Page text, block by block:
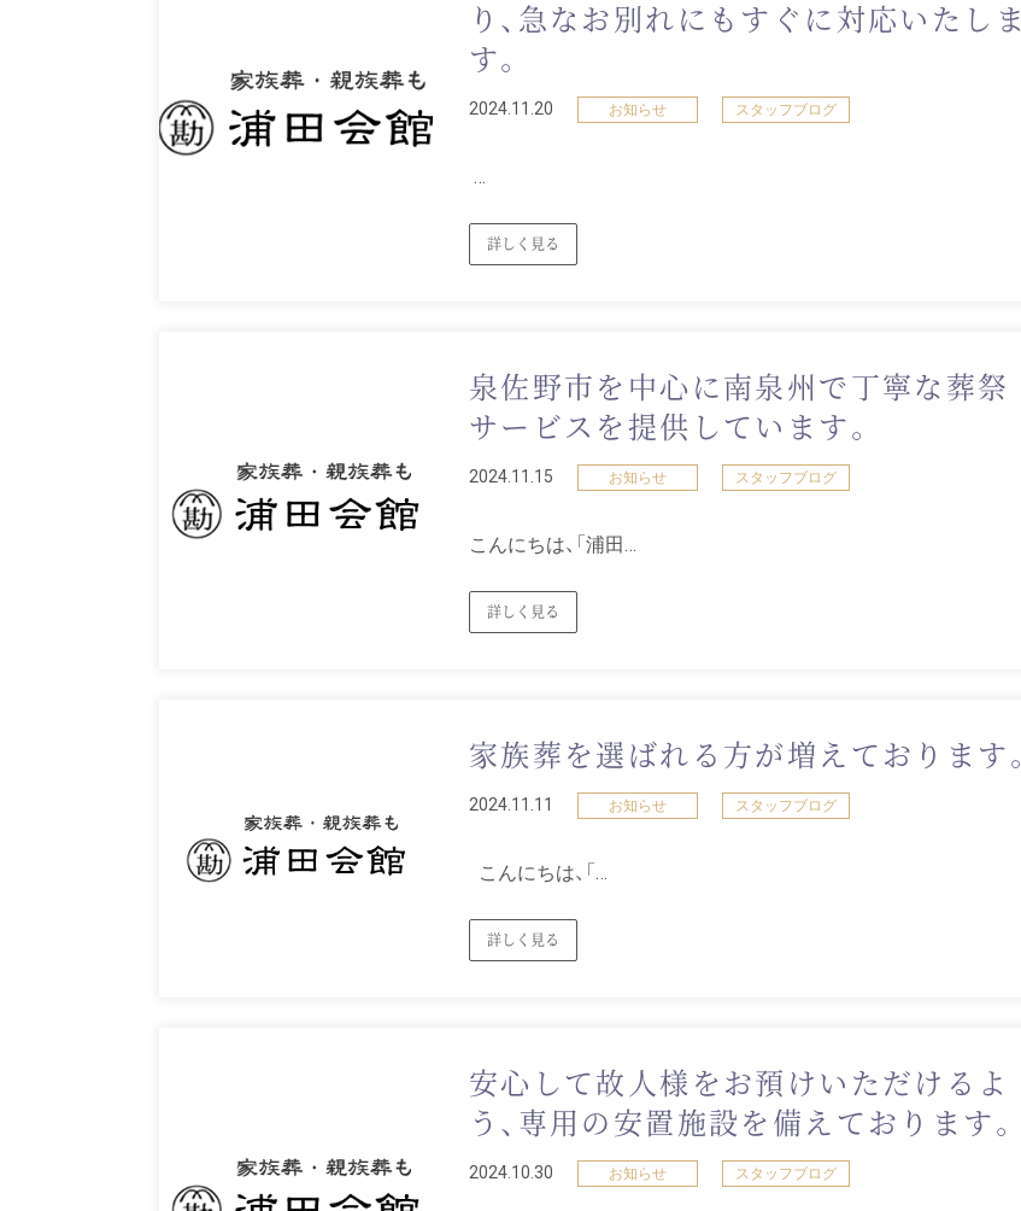
り、急なお別れにもすぐに対応いたしま
す。
2024.11.20 お知らせ スタッフブログ
…
詳しく見る
泉佐野市を中心に南泉州で丁寧な葬祭
サービスを提供しています。
2024.11.15 お知らせ スタッフブログ
こんにちは、「浦田…
詳しく見る
家族葬を選ばれる方が増えております。
2024.11.11 お知らせ スタッフブログ
こんにちは、「…
詳しく見る
安心して故人様をお預けいただけるよ
う、専用の安置施設を備えております。
2024.10.30 お知らせ スタッフブログ